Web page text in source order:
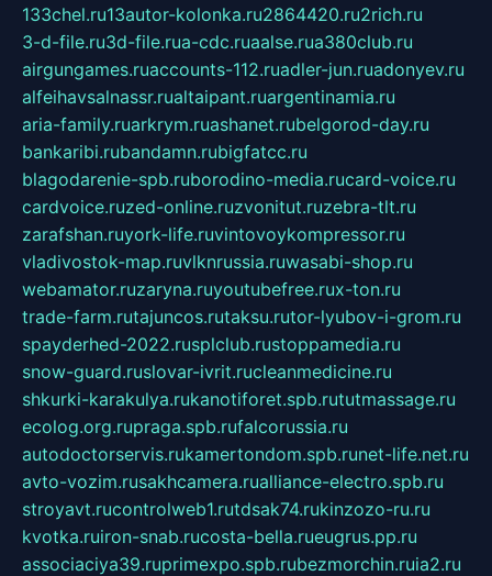
133chel.ru13autor-kolonka.ru2864420.ru2rich.ru
3-d-file.ru3d-file.rua-cdc.ruaalse.rua380club.ru
airgungames.ruaccounts-112.ruadler-jun.ruadonyev.ru
alfeihavsalnassr.rualtaipant.ruargentinamia.ru
aria-family.ruarkrym.ruashanet.rubelgorod-day.ru
bankaribi.rubandamn.rubigfatcc.ru
blagodarenie-spb.ruborodino-media.rucard-voice.ru
cardvoice.ruzed-online.ruzvonitut.ruzebra-tlt.ru
zarafshan.ruyork-life.ruvintovoykompressor.ru
vladivostok-map.ruvlknrussia.ruwasabi-shop.ru
webamator.ruzaryna.ruyoutubefree.rux-ton.ru
trade-farm.rutajuncos.rutaksu.rutor-lyubov-i-grom.ru
spayderhed-2022.rusplclub.rustoppamedia.ru
snow-guard.ruslovar-ivrit.rucleanmedicine.ru
shkurki-karakulya.rukanotiforet.spb.rututmassage.ru
ecolog.org.rupraga.spb.rufalcorussia.ru
autodoctorservis.rukamertondom.spb.runet-life.net.ru
avto-vozim.rusakhcamera.rualliance-electro.spb.ru
stroyavt.rucontrolweb1.rutdsak74.rukinzozo-ru.ru
kvotka.ruiron-snab.rucosta-bella.rueugrus.pp.ru
associaciya39.ruprimexpo.spb.rubezmorchin.ruia2.ru